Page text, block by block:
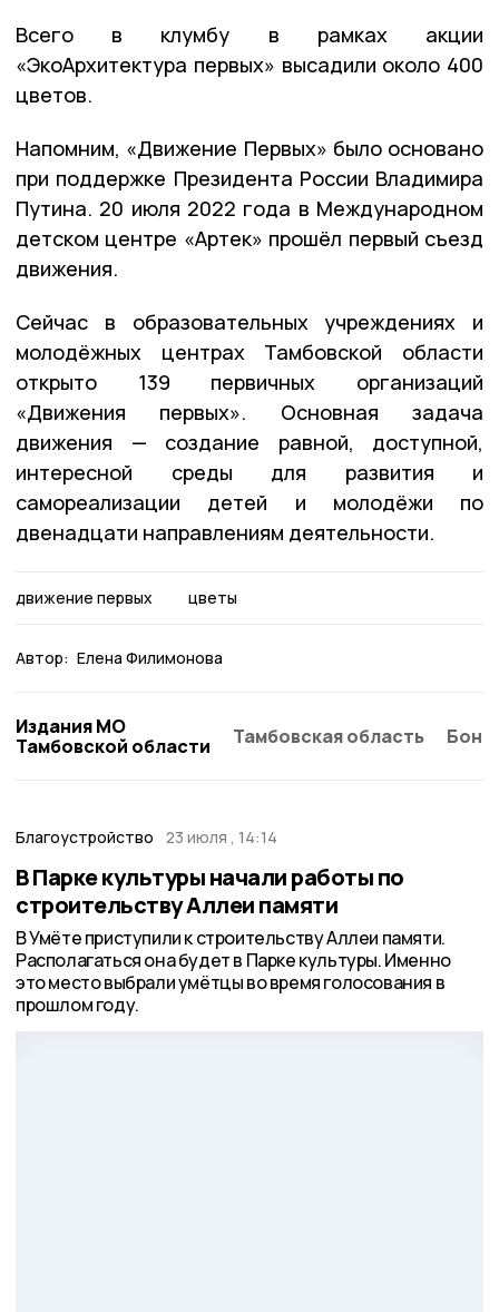
Всего в клумбу в рамках акции
«ЭкоАрхитектура первых» высадили около 400
цветов.
Напомним, «Движение Первых» было основано
при поддержке Президента России Владимира
Путина. 20 июля 2022 года в Международном
детском центре «Артек» прошёл первый съезд
движения.
Сейчас в образовательных учреждениях и
молодёжных центрах Тамбовской области
открыто 139 первичных организаций
«Движения первых». Основная задача
движения — создание равной, доступной,
интересной среды для развития и
самореализации детей и молодёжи по
двенадцати направлениям деятельности.
движение первых цветы
Автор: Елена Филимонова
Издания МО
Тамбовской области
Тамбовская область
Благоустройство 23 июля , 14:14
В Парке культуры начали работы по
строительству Аллеи памяти
В Умёте приступили к строительству Аллеи памяти.
Располагаться она будет в Парке культуры. Именно
это место выбрали умётцы во время голосования в
прошлом году.